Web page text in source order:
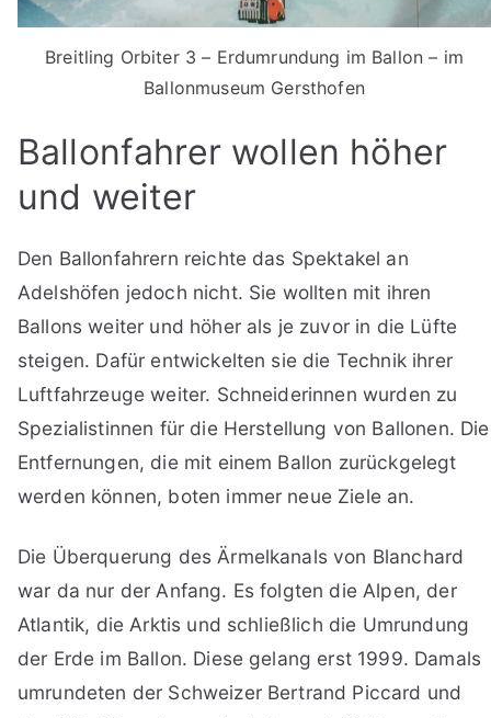
Breitling Orbiter 3 – Erdumrundung im Ballon – im
Ballonmuseum Gersthofen
Ballonfahrer wollen höher
und weiter
Den Ballonfahrern reichte das Spektakel an
Adelshöfen jedoch nicht. Sie wollten mit ihren
Ballons weiter und höher als je zuvor in die Lüfte
steigen. Dafür entwickelten sie die Technik ihrer
Luftfahrzeuge weiter. Schneiderinnen wurden zu
Spezialistinnen für die Herstellung von Ballonen. Die
Entfernungen, die mit einem Ballon zurückgelegt
werden können, boten immer neue Ziele an.
Die Überquerung des Ärmelkanals von Blanchard
war da nur der Anfang. Es folgten die Alpen, der
Atlantik, die Arktis und schließlich die Umrundung
der Erde im Ballon. Diese gelang erst 1999. Damals
umrundeten der Schweizer Bertrand Piccard und